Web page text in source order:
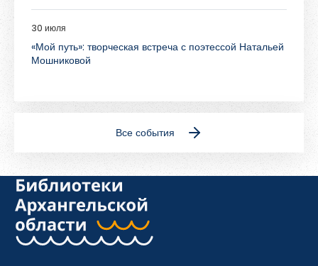
30 июля
«Мой путь»: творческая встреча с поэтессой Натальей
Мошниковой
Все события